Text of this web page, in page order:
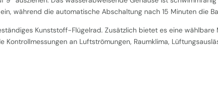
während die automatische Abschaltung nach 15 Minuten die
Kunststoff-Flügelrad. Zusätzlich bietet es eine
an Luftströmungen, Raumklima,